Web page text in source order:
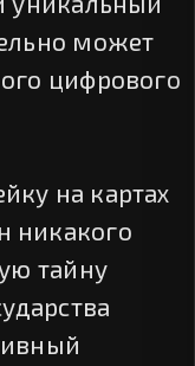
может
цифрового
на картах
никакого
тайну